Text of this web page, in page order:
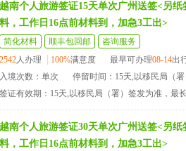
越南个人旅游签证15天单次广州送签<另
料，工作日16点前材料到，加急3工出>
简化材料 顺丰包回邮
咨询服务
2542人办理 100%满意度 最早可办理08-14出
入境次数：单次
停留时间：15天,以移民局（
签证有效期：15天,以移民局（署）签发为准，最
越南个人旅游签证30天单次广州送签<另
料，工作日16点前材料到，加急3工出>